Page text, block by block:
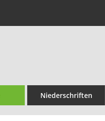
Niederschriften